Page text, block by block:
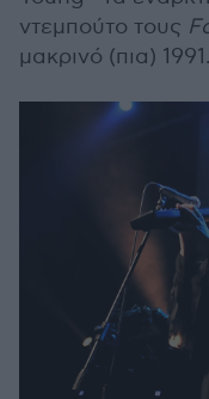
ντεμπούτο τους
μακρινό (πια) 1991.